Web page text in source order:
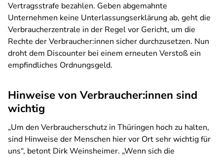
Vertragsstrafe bezahlen. Geben abgemahnte
Unternehmen keine Unterlassungserklärung ab, geht die
Verbraucherzentrale in der Regel vor Gericht, um die
Rechte der Verbraucher:innen sicher durchzusetzen. Nun
droht dem Discounter bei einem erneuten Verstoß ein
empfindliches Ordnungsgeld.
Hinweise von Verbraucher:innen sind
wichtig
„Um den Verbraucherschutz in Thüringen hoch zu halten,
sind Hinweise der Menschen hier vor Ort sehr wichtig für
uns“, betont Dirk Weinsheimer. „Wenn sich die